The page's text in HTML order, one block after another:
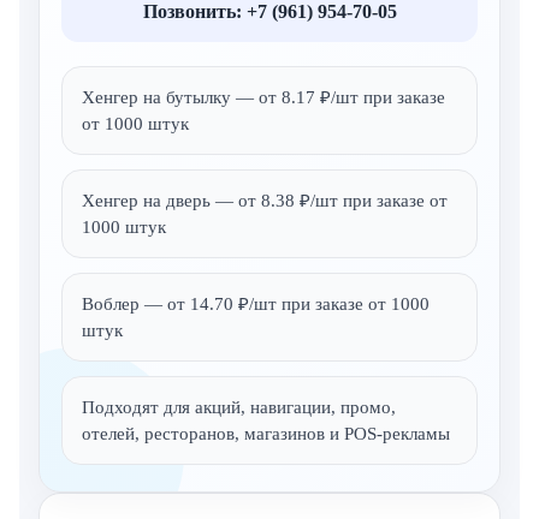
Позвонить: +7 (961) 954-70-05
Хенгер на бутылку — от 8.17 ₽/шт при заказе
от 1000 штук
Хенгер на дверь — от 8.38 ₽/шт при заказе от
1000 штук
Воблер — от 14.70 ₽/шт при заказе от 1000
штук
Подходят для акций, навигации, промо,
отелей, ресторанов, магазинов и POS-рекламы